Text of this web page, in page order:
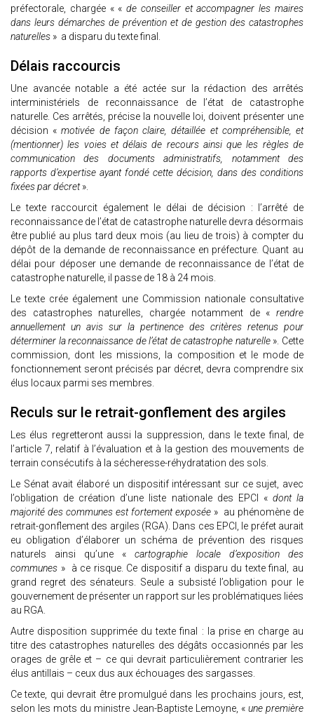
préfectorale, chargée « « de conseiller et accompagner les maires
dans leurs démarches de prévention et de gestion des catastrophes
naturelles » a disparu du texte final.
Délais raccourcis
Une avancée notable a été actée sur la rédaction des arrêtés
interministériels de reconnaissance de l’état de catastrophe
naturelle. Ces arrêtés, précise la nouvelle loi, doivent présenter une
décision «motivée de façon claire, détaillée et compréhensible, et
(mentionner) les voies et délais de recours ainsi que les règles de
communication des documents administratifs, notamment des
rapports d’expertise ayant fondé cette décision, dans des conditions
fixées par décret».
Le texte raccourcit également le délai de décision : l’arrêté de
reconnaissance de l’état de catastrophe naturelle devra désormais
être publié au plus tard deux mois (au lieu de trois) à compter du
dépôt de la demande de reconnaissance en préfecture. Quant au
délai pour déposer une demande de reconnaissance de l’état de
catastrophe naturelle, il passe de 18 à 24 mois.
Le texte crée également une Commission nationale consultative
des catastrophes naturelles, chargée notamment de « rendre
annuellement un avis sur la pertinence des critères retenus pour
déterminer la reconnaissance de l’état de catastrophe naturelle». Cette
commission, dont les missions, la composition et le mode de
fonctionnement seront précisés par décret, devra comprendre six
élus locaux parmi ses membres.
Reculs sur le retrait-gonflement des argiles
Les élus regretteront aussi la suppression, dans le texte final, de
l’article 7, relatif à l’évaluation et à la gestion des mouvements de
terrain consécutifs à la sécheresse-réhydratation des sols.
Le Sénat avait élaboré un dispositif intéressant sur ce sujet, avec
l’obligation de création d’une liste nationale des EPCI « dont la
majorité des communes est fortement exposée » au phénomène de
retrait-gonflement des argiles (RGA). Dans ces EPCI, le préfet aurait
eu obligation d’élaborer un schéma de prévention des risques
naturels ainsi qu’une « cartographie locale d’exposition des
communes » à ce risque. Ce dispositif a disparu du texte final, au
grand regret des sénateurs. Seule a subsisté l’obligation pour le
gouvernement de présenter un rapport sur les problématiques liées
au RGA.
Autre disposition supprimée du texte final : la prise en charge au
titre des catastrophes naturelles des dégâts occasionnés par les
orages de grêle et – ce qui devrait particulièrement contrarier les
élus antillais – ceux dus aux échouages des sargasses.
Ce texte, qui devrait être promulgué dans les prochains jours, est,
selon les mots du ministre Jean-Baptiste Lemoyne, «une première